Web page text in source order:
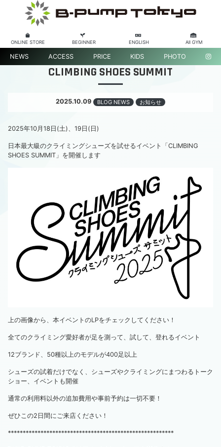
ONLINE STORE BEGINNER ENGLISH All GYM
NEWS ACCESS PRICE KIDS PHOTO
CLIMBING SHOES SUMMIT
2025.10.09 BLOG NEWS お知らせ
2025年10月18日(土)、19日(日)
日本最大級のクライミングシューズを試せるイベント「CLIMBING
SHOES SUMMIT」を開催します
上の画像から、本イベントのLPをチェックしてください！
全てのクライミング愛好者が足を測って、試して、登れるイベント
12ブランド、50種以上のモデルが400足以上
シューズの試着だけでなく、シューズやクライミングにまつわるトーク
ショー、イベントも開催
通常の利用料以外の追加費用や事前予約は一切不要！
ぜひこの2日間にご来店ください！
********************************************************